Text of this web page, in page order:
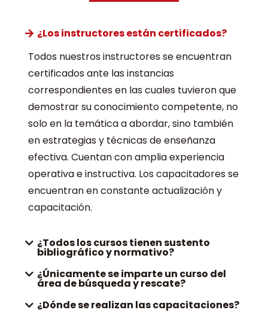
¿Los instructores están certificados?
Todos nuestros instructores se encuentran
certificados ante las instancias
correspondientes en las cuales tuvieron que
demostrar su conocimiento competente, no
solo en la temática a abordar, sino también
en estrategias y técnicas de enseñanza
efectiva. Cuentan con amplia experiencia
operativa e instructiva. Los capacitadores se
encuentran en constante actualización y
capacitación.
¿Todos los cursos tienen sustento
bibliográfico y normativo?
¿Únicamente se imparte un curso del
área de búsqueda y rescate?
¿Dónde se realizan las capacitaciones?